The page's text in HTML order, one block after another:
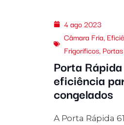
4 ago 2023
Câmara Fria,
Frigoríficos,
Porta
eficiência
congelados
A Porta Rápida